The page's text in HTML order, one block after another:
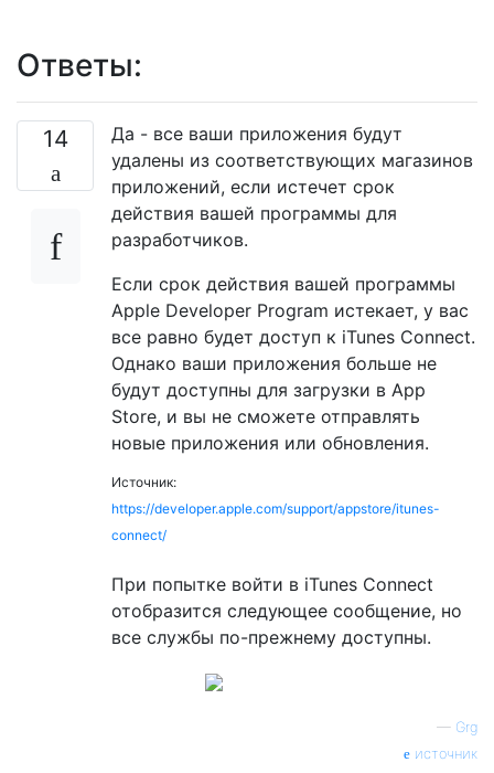
Ответы:
14
Да - все ваши приложения будут
удалены из соответствующих магазинов
приложений, если истечет срок
действия вашей программы для
разработчиков.
Если срок действия вашей программы
Apple Developer Program истекает, у вас
все равно будет доступ к iTunes Connect.
Однако ваши приложения больше не
будут доступны для загрузки в App
Store, и вы не сможете отправлять
новые приложения или обновления.
Источник:
https://developer.apple.com/support/appstore/itunes-
connect/
При попытке войти в iTunes Connect
отобразится следующее сообщение, но
все службы по-прежнему доступны.
— Grg
источник